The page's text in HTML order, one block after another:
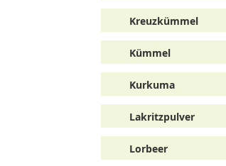
Kreuzkümmel
Kümmel
Kurkuma
Lakritzpulver
Lorbeer